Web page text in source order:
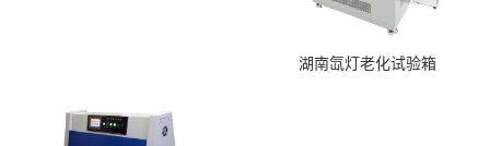
湖南氙灯老化试验箱